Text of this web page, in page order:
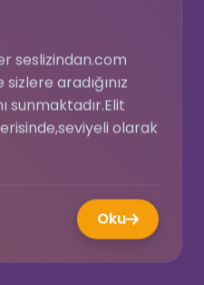
seslizindan.com
aradığınız
sunmaktadır.Elit
olarak
Oku